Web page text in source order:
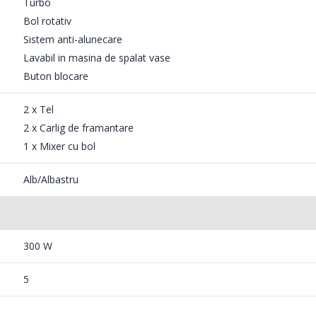
instant motorul mixerului la viteza
amestecat alimente cu o consistenta
Bol rotativ
Sistem anti-alunecare
Lavabil in masina de spalat vase
Buton blocare
2 x Tel
2 x Carlig de framantare
1 x Mixer cu bol
Alb/Albastru
300 W
5